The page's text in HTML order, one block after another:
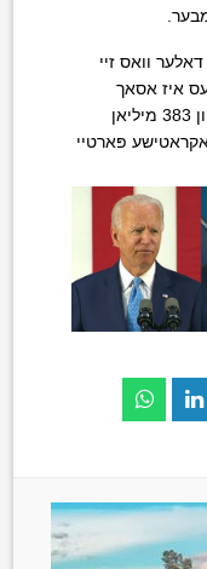
ווי די 210 מיליאן דאלער וואס זיי
איז אסאך
ווייניגער ווי די אסטראנאמישע סומע פון 383 מיליאן
פּארטיי